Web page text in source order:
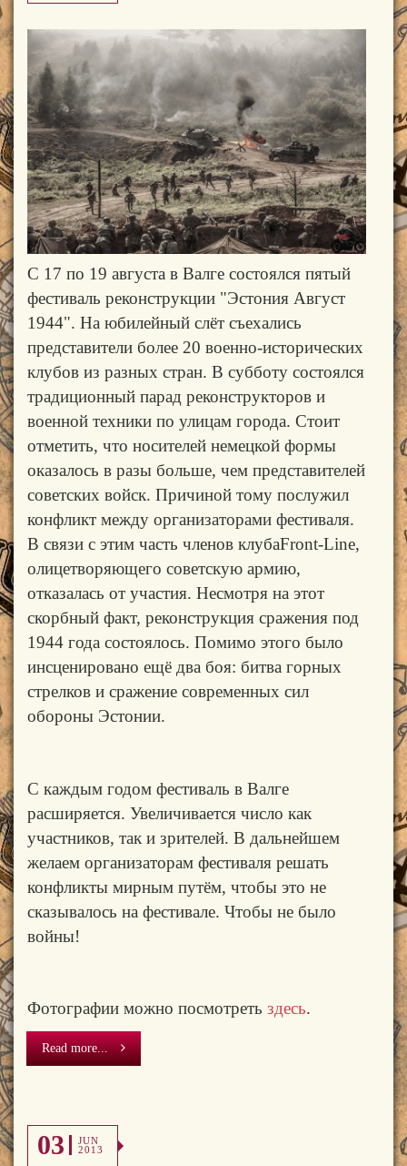
С 17 по 19 августа в Валге состоялся пятый
фестиваль реконструкции "Эстония Август
1944". На юбилейный слёт съехались
представители более 20 военно-исторических
клубов из разных стран. В субботу состоялся
традиционный парад реконструкторов и
военной техники по улицам города. Стоит
отметить, что носителей немецкой формы
оказалось в разы больше, чем представителей
советских войск. Причиной тому послужил
конфликт между организаторами фестиваля.
В связи с этим часть членов клубаFront-Line,
олицетворяющего советскую армию,
отказалась от участия. Несмотря на этот
скорбный факт, реконструкция сражения под
1944 года состоялось. Помимо этого было
инсценировано ещё два боя: битва горных
стрелков и сражение современных сил
обороны Эстонии.
С каждым годом фестиваль в Валге
расширяется. Увеличивается число как
участников, так и зрителей. В дальнейшем
желаем организаторам фестиваля решать
конфликты мирным путём, чтобы это не
сказывалось на фестивале. Чтобы не было
войны!
Фотографии можно посмотреть здесь.
Read more...
03
JUN
2013